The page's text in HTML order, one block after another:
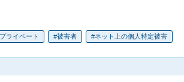
ライベート 被害者 ネット上の個人特定被害